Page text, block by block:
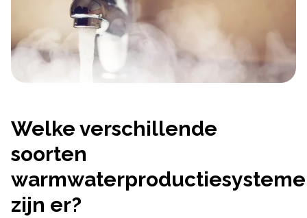
Welke verschillende
soorten
zijn er?